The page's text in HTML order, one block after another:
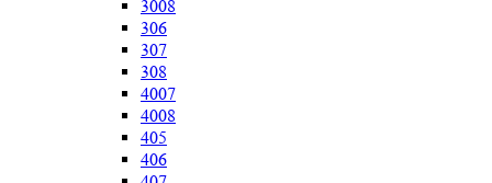
3008
306
307
308
4007
4008
405
406